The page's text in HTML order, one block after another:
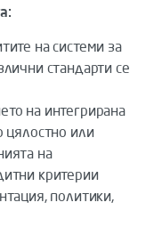
на системи за
стандарти се
на интегрирана
цялостно или
на
критерии
политики,